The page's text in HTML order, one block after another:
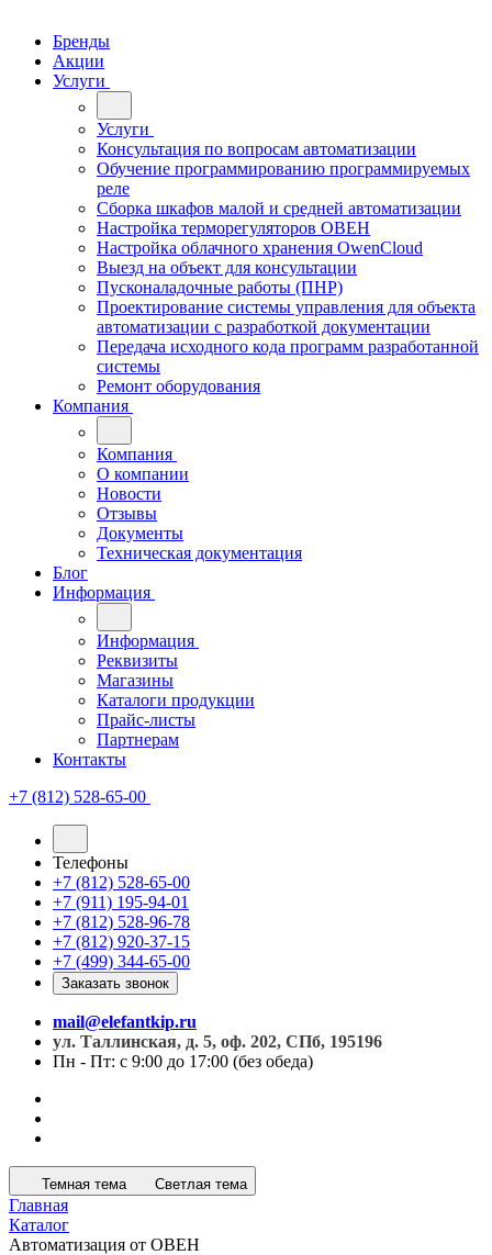
Бренды
Акции
Услуги
Услуги
Консультация по вопросам автоматизации
Обучение программированию программируемых
реле
Сборка шкафов малой и средней автоматизации
Настройка терморегуляторов ОВЕН
Настройка облачного хранения OwenCloud
Выезд на объект для консультации
Пусконаладочные работы (ПНР)
Проектирование системы управления для объекта
автоматизации с разработкой документации
Передача исходного кода программ разработанной
системы
Ремонт оборудования
Компания
Компания
О компании
Новости
Отзывы
Документы
Техническая документация
Блог
Информация
Информация
Реквизиты
Магазины
Каталоги продукции
Прайс-листы
Партнерам
Контакты
+7 (812) 528-65-00
Телефоны
+7 (812) 528-65-00
+7 (911) 195-94-01
+7 (812) 528-96-78
+7 (812) 920-37-15
+7 (499) 344-65-00
Заказать звонок
mail@elefantkip.ru
ул. Таллинская, д. 5, оф. 202, СПб, 195196
Пн - Пт: с 9:00 до 17:00 (без обеда)
Темная тема Светлая тема
Главная
Каталог
Автоматизация от ОВЕН